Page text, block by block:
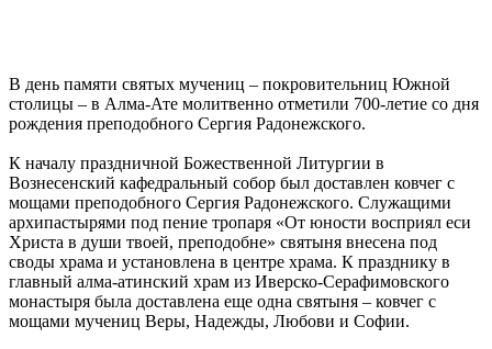
В день памяти святых мучениц – покровительниц Южной
столицы – в Алма-Ате молитвенно отметили 700-летие со дня
рождения преподобного Сергия Радонежского.
К началу праздничной Божественной Литургии в
Вознесенский кафедральный собор был доставлен ковчег с
мощами преподобного Сергия Радонежского. Служащими
архипастырями под пение тропаря «От юности восприял еси
Христа в души твоей, преподобне» святыня внесена под
своды храма и установлена в центре храма. К празднику в
главный алма-атинский храм из Иверско-Серафимовского
монастыря была доставлена еще одна святыня – ковчег с
мощами мучениц Веры, Надежды, Любови и Софии.